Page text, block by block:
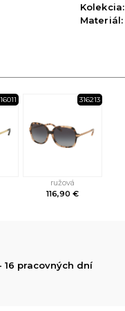
Kolekcia:
Materiál:
316213
ružová
116,90 €
16 pracovných dní